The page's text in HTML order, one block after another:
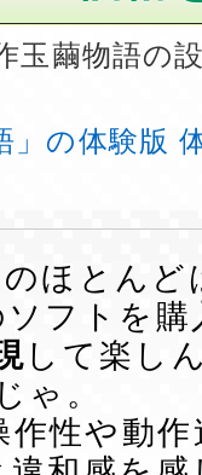
玉繭物語の
ほとんど
フトを購
して楽し
じゃ。
作性や動